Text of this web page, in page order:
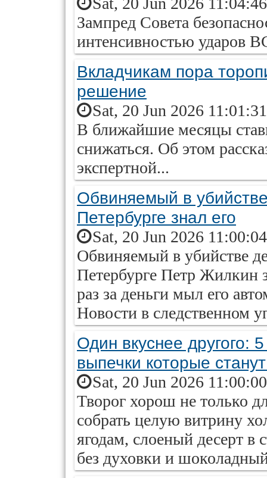
Зампред Совета
интенсивностью ударов
Вкладчикам пора
решение
Sat, 20 Jun 2026
В ближайшие месяцы
снижаться. Об этом
экспертной...
Обвиняемый в
Петербурге знал его
Sat, 20 Jun 2026
Обвиняемый в убийстве
Петербурге Петр Жилкин
раз за деньги мыл его
Новости в следственном
Один вкуснее другого:
выпечки которые
Sat, 20 Jun 2026
Творог хорош не только
собрать целую витрину
ягодам, слоеный десерт в
без духовки и